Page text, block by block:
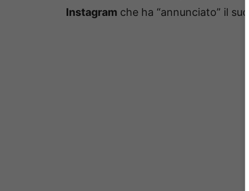
Instagram che ha “annunciato” il suo